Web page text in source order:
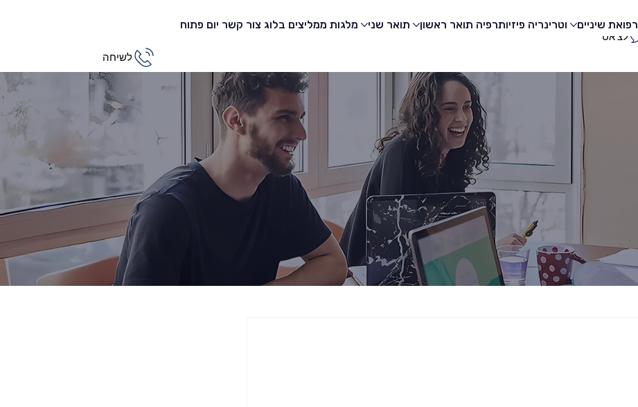
לשיחה
רפואת שיניים וטרינריה פיזיותרפיה תואר ראשון תואר שני מלגות ממליצים בלוג צור קשר יום פתוח
לצ'אט